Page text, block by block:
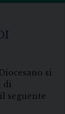
si
di
seguente